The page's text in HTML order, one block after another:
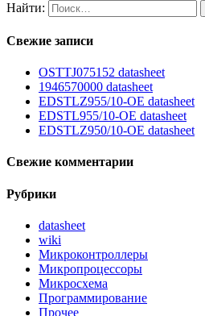
Найти:
Свежие записи
OSTTJ075152 datasheet
1946570000 datasheet
EDSTLZ955/10-OE datasheet
EDSTL955/10-OE datasheet
EDSTLZ950/10-OE datasheet
Свежие комментарии
Рубрики
datasheet
wiki
Микроконтроллеры
Микропроцессоры
Микросхема
Программирование
Прочее